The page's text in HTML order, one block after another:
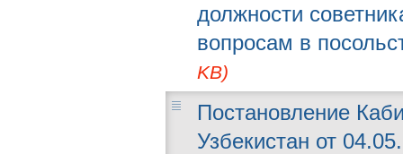
должности
вопросам в
KB)
Постановление
Узбекистан от